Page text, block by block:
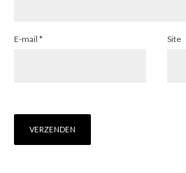
E-mail * Site